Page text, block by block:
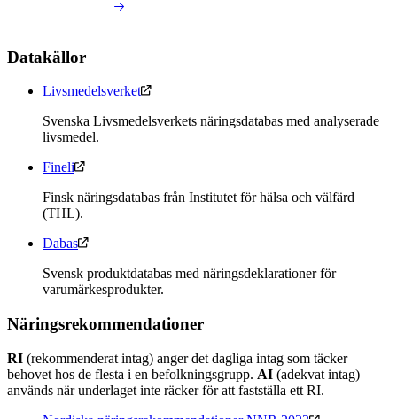
Datakällor
Livsmedelsverket
Svenska Livsmedelsverkets näringsdatabas med analyserade
livsmedel.
Fineli
Finsk näringsdatabas från Institutet för hälsa och välfärd
(THL).
Dabas
Svensk produktdatabas med näringsdeklarationer för
varumärkesprodukter.
Näringsrekommendationer
RI (rekommenderat intag) anger det dagliga intag som täcker
behovet hos de flesta i en befolkningsgrupp. AI (adekvat intag)
används när underlaget inte räcker för att fastställa ett RI.